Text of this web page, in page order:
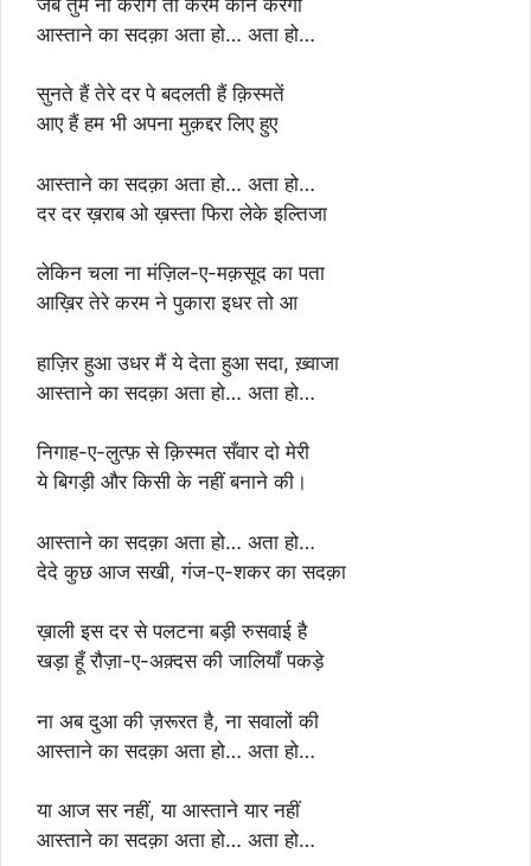
आस्ताने का सदक़ा अता हो… अता हो…
सुनते हैं तेरे दर पे बदलती हैं क़िस्मतें
आए हैं हम भी अपना मुक़द्दर लिए हुए
आस्ताने का सदक़ा अता हो… अता हो…
दर दर ख़राब ओ ख़स्ता फिरा लेके इल्तिजा
लेकिन चला ना मंज़िल-ए-मक़सूद का पता
आख़िर तेरे करम ने पुकारा इधर तो आ
हाज़िर हुआ उधर मैं ये देता हुआ सदा, ख़्वाजा
आस्ताने का सदक़ा अता हो… अता हो…
निगाह-ए-लुत्फ़ से क़िस्मत सँवार दो मेरी
ये बिगड़ी और किसी के नहीं बनाने की।
आस्ताने का सदक़ा अता हो… अता हो…
देदे कुछ आज सखी, गंज-ए-शकर का सदक़ा
ख़ाली इस दर से पलटना बड़ी रुसवाई है
खड़ा हूँ रौज़ा-ए-अक़्दस की जालियाँ पकड़े
ना अब दुआ की ज़रूरत है, ना सवालों की
आस्ताने का सदक़ा अता हो… अता हो…
या आज सर नहीं, या आस्ताने यार नहीं
आस्ताने का सदक़ा अता हो… अता हो…